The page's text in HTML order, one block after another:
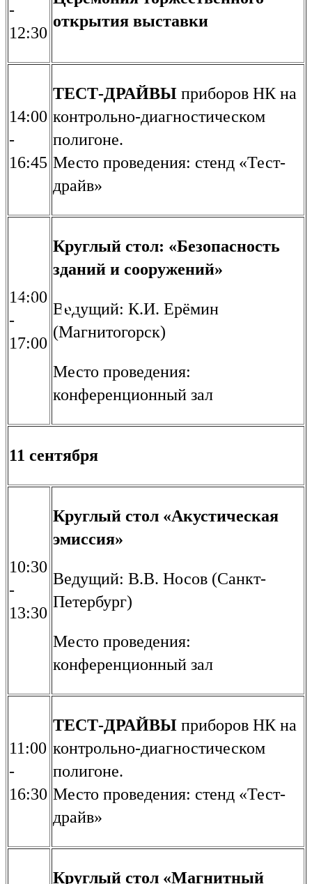
Ru
-
12:30
открытия выставки
14:00
-
16:45
ТЕСТ-ДРАЙВЫ приборов НК на
контрольно-диагностическом
полигоне.
Место проведения: стенд «Тест-
драйв»
14:00
-
17:00
Круглый стол: «Безопасность
зданий и сооружений»
Ведущий: К.И. Ерёмин
(Магнитогорск)
Место проведения:
конференционный зал
11 сентября
10:30
-
13:30
Круглый стол «Акустическая
эмиссия»
Ведущий: В.В. Носов (Санкт-
Петербург)
Место проведения:
конференционный зал
11:00
-
16:30
ТЕСТ-ДРАЙВЫ приборов НК на
контрольно-диагностическом
полигоне.
Место проведения: стенд «Тест-
драйв»
Круглый стол «Магнитный